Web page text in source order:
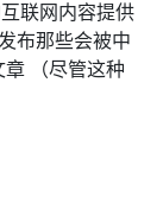
联网内容提供
布那些会被中
（尽管这种